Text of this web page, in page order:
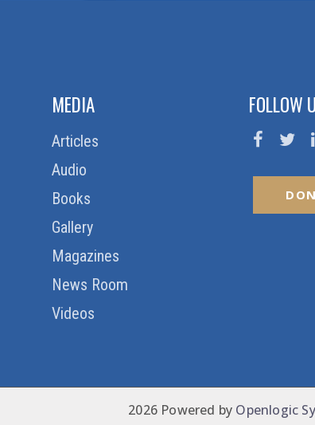
MEDIA
Articles
Audio
Books
Gallery
Magazines
News Room
Videos
FOLLOW
2026 Powered by Openlogic